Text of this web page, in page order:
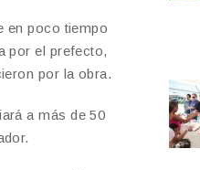
en poco tiempo
por el prefecto,
por la obra.
a más de 50